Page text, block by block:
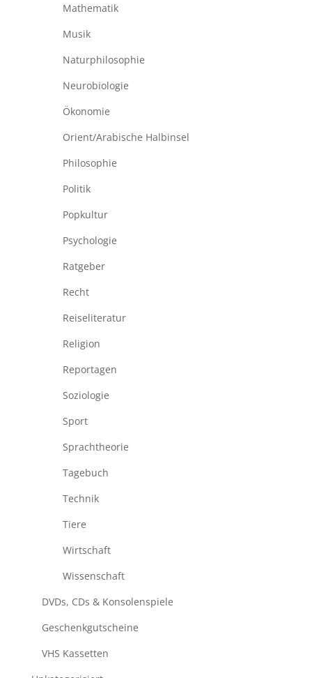
Mathematik
Musik
Naturphilosophie
Neurobiologie
Ökonomie
Orient/Arabische Halbinsel
Philosophie
Politik
Popkultur
Psychologie
Ratgeber
Recht
Reiseliteratur
Religion
Reportagen
Soziologie
Sport
Sprachtheorie
Tagebuch
Technik
Tiere
Wirtschaft
Wissenschaft
DVDs, CDs & Konsolenspiele
Geschenkgutscheine
VHS Kassetten